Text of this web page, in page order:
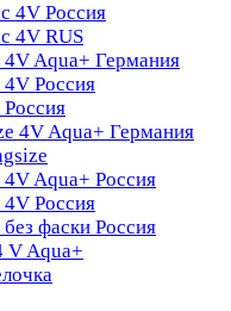
4V Россия
4V RUS
4V Aqua+ Германия
Россия
4V Aqua+ Германия
Aqua+ Россия
Россия
фаски Россия
V Aqua+